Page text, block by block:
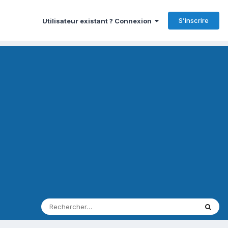
Utilisateur existant ? Connexion S’inscrire